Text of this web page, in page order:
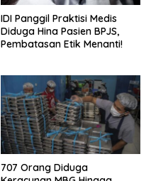
IDI Panggil Praktisi Medis
Diduga Hina Pasien BPJS,
Pembatasan Etik Menanti!
707 Orang Diduga